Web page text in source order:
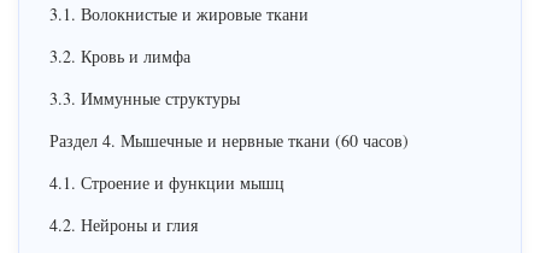
3.1. Волокнистые и жировые ткани
3.2. Кровь и лимфа
3.3. Иммунные структуры
Раздел 4. Мышечные и нервные ткани (60 часов)
4.1. Строение и функции мышц
4.2. Нейроны и глия